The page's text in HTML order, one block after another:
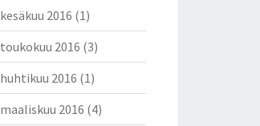
kesäkuu 2016 (1)
toukokuu 2016 (3)
huhtikuu 2016 (1)
maaliskuu 2016 (4)